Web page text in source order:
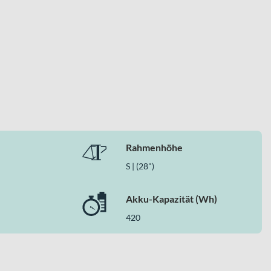
hochwertigen Aluminium-Rahmenplattform, Vollcarbon-
und Fahrer, die im Bereich E-Race maximale
Rahmenhöhe
S | (28")
Akku-Kapazität (Wh)
420